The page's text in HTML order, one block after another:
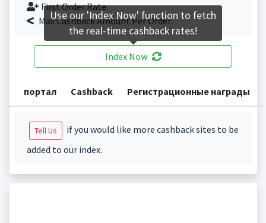
First Order Rate.
Max Cashback Amount Per Order.
Index Now
портал Cashback Регистрационные награды
Tell Us
if you would like more cashback sites to be
added to our index.
Use our 'Index Now' function to fetch
the real-time cashback rates!